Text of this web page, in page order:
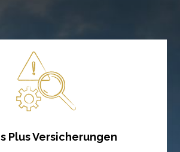
Plus Versicherungen